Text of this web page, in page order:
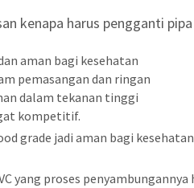
kenapa harus pengganti
aman bagi kesehatan
pemasangan dan ringan
dalam tekanan tinggi
kompetitif.
grade jadi aman bagi
yang proses